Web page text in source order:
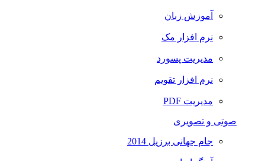
آموزش زبان
نرم افزار مک
مدیریت پسورد
نرم افزار تقویم
مدیریت PDF
صوتی و تصویری
جام جهانی برزیل 2014